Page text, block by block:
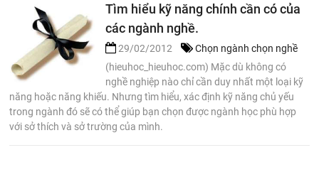
Tìm hiểu kỹ năng chính cần có của
các ngành nghề.
29/02/2012
Chọn ngành chọn nghề
(hieuhoc_hieuhoc.com) Mặc dù không có
nghề nghiệp nào chỉ cần duy nhất một loại kỹ
năng hoặc năng khiếu. Nhưng tìm hiểu, xác định kỹ năng chủ yếu
trong ngành đó sẽ có thể giúp bạn chọn được ngành học phù hợp
với sở thích và sở trường của mình.